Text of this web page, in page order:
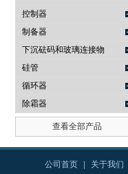
控制器
制备器
下沉砝码和玻璃连接物
硅管
循环器
除霜器
查看全部产品
公司首页 关于我们